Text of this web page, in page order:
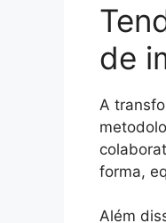
de
A
forma,
Além